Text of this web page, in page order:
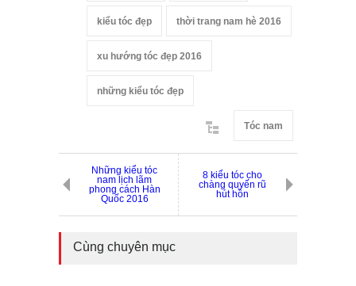
kiểu tóc đẹp thời trang nam hè 2016
xu hướng tóc đẹp 2016
những kiểu tóc đẹp
Tóc nam
Những kiểu tóc
nam lịch lãm
phong cách Hàn
Quốc 2016
8 kiểu tóc cho
chàng quyến rũ
hút hồn
Cùng chuyên mục